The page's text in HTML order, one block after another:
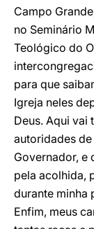
Campo
no Seminário
Teológico do
para que
Igreja neles
Deus. Aqui vai
autoridades
Governador, e
pela acolhida,
durante minha
Enfim, meus